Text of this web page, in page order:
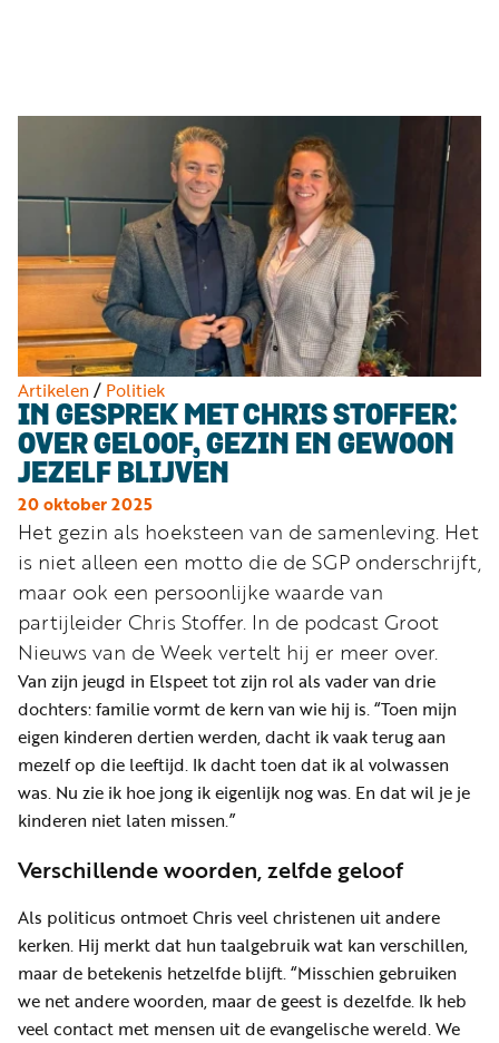
Artikelen/ Politiek
IN GESPREK MET CHRIS STOFFER:
OVER GELOOF, GEZIN EN GEWOON
JEZELF BLIJVEN
20 oktober 2025
Het gezin als hoeksteen van de samenleving. Het
is niet alleen een motto die de SGP onderschrijft,
maar ook een persoonlijke waarde van
partijleider Chris Stoffer. In de podcast Groot
Nieuws van de Week vertelt hij er meer over.
Van zijn jeugd in Elspeet tot zijn rol als vader van drie
dochters: familie vormt de kern van wie hij is. “Toen mijn
eigen kinderen dertien werden, dacht ik vaak terug aan
mezelf op die leeftijd. Ik dacht toen dat ik al volwassen
was. Nu zie ik hoe jong ik eigenlijk nog was. En dat wil je je
kinderen niet laten missen.”
Verschillende woorden, zelfde geloof
Als politicus ontmoet Chris veel christenen uit andere
kerken. Hij merkt dat hun taalgebruik wat kan verschillen,
maar de betekenis hetzelfde blijft. “Misschien gebruiken
we net andere woorden, maar de geest is dezelfde. Ik heb
veel contact met mensen uit de evangelische wereld. We
Muziek
Artikelen
Kanalen
Steun
onze
missie
Info
Word
nu
vriend
Businessclub
Adverteren
Winkel
Privacy
reglement
voorwaarden